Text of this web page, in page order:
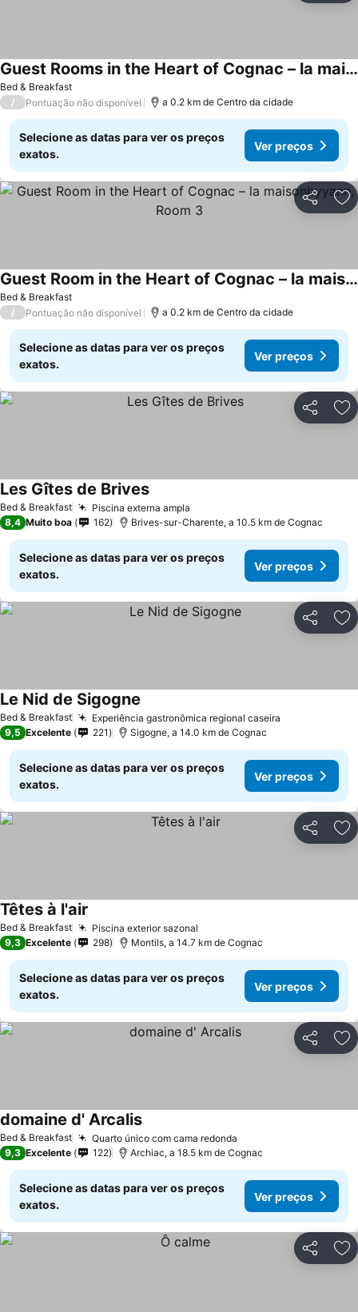
Bed & Breakfast
Guest Rooms in the Heart of Cognac – la maisonbyyann
/ Pontuação não disponível a 0.2 km de Centro da cidade
Selecione as datas para ver os preços
exatos.
Ver preços
Partilhar
Bed & Breakfast
Guest Room in the Heart of Cognac – la maisonbyyann, Room 3
/ Pontuação não disponível a 0.2 km de Centro da cidade
Selecione as datas para ver os preços
exatos.
Ver preços
Partilhar
Bed & Breakfast Piscina externa ampla
Les Gîtes de Brives
8,4 Muito boa 162 Brives-sur-Charente, a 10.5 km de Cognac
Selecione as datas para ver os preços
exatos.
Ver preços
Partilhar
Bed & Breakfast Experiência gastronômica regional caseira
Le Nid de Sigogne
9,5 Excelente 221 Sigogne, a 14.0 km de Cognac
Selecione as datas para ver os preços
exatos.
Ver preços
Partilhar
Bed & Breakfast Piscina exterior sazonal
Têtes à l'air
9,3 Excelente 298 Montils, a 14.7 km de Cognac
Selecione as datas para ver os preços
exatos.
Ver preços
Partilhar
Bed & Breakfast Quarto único com cama redonda
domaine d' Arcalis
9,3 Excelente 122 Archiac, a 18.5 km de Cognac
Selecione as datas para ver os preços
exatos.
Ver preços
Partilhar